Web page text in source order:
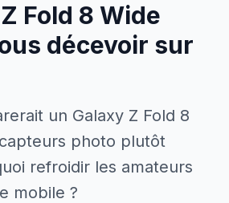
Fold 8 Wide
décevoir sur
un Galaxy Z Fold 8
photo plutôt
refroidir les amateurs
mobile ?